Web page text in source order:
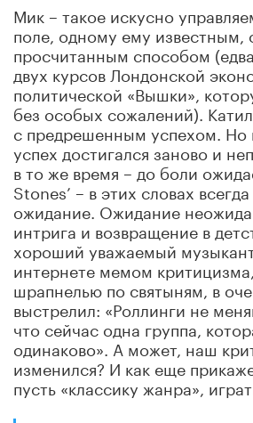
Мик – такое искусно
поле, одному ему
просчитанным способом
двух курсов Лондонской
политической «Вышки»,
без особых сожалений).
с предрешенным успехом. Но
успех достигался заново и
в то же время – до боли
Stones’ – в этих словах
ожидание. Ожидание
интрига и возвращение в
хороший уважаемый
интернете мемом
шрапнелью по святыням, в
выстрелил: «Роллинги не
что сейчас одна группа,
одинаково». А может, наш
изменился? И как еще
пусть «классику жанра»,